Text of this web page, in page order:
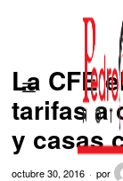
La CFE
tarifas a
y casas
octubre 30, 2016 por